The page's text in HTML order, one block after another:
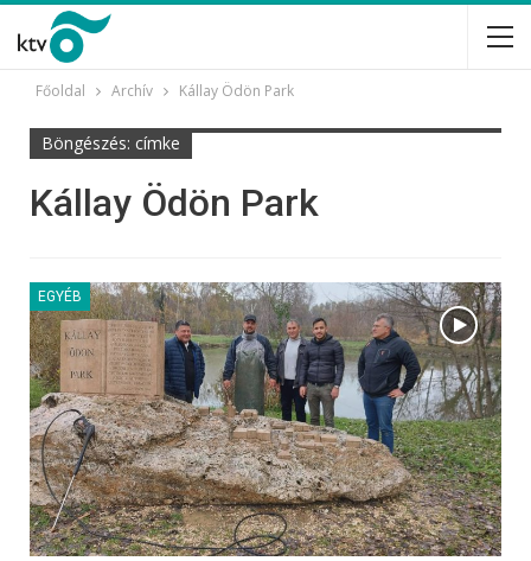
Főoldal Archív Kállay Ödön Park
Böngészés: címke
Kállay Ödön Park
EGYÉB